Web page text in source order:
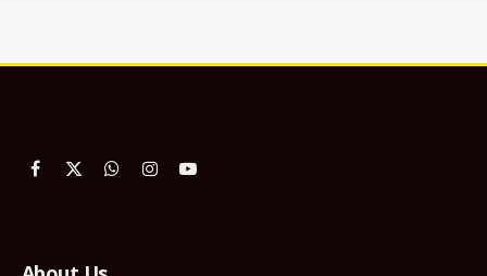
Facebook
X
WhatsApp
InstagramYouTube